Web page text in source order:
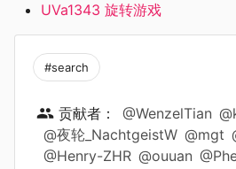
UVa1343 旋转游戏
#search
贡献者： @WenzelTian
@夜轮_NachtgeistW @mgt
@Henry-ZHR @ouuan